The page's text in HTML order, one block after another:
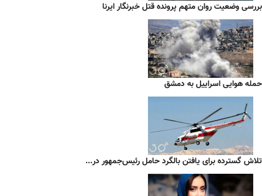
بررسی وضعیت روان متهم پرونده قتل خبرنگار ایرنا
حمله هوایی اسراییل به دمشق
تلاش گسترده برای یافتن بالگرد حامل رئیس‌جمهور در...